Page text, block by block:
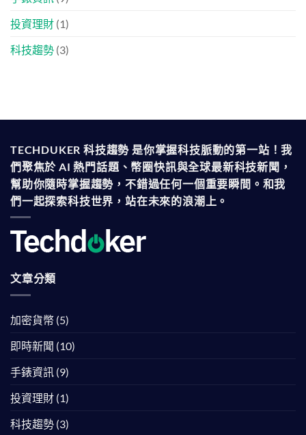
投資理財 (1)
科技趨勢 (3)
TECHDUKER 科技趨勢 是你掌握科技脈動的第一站！我
們聚焦於 AI 熱門話題、幣圈快訊與全球最新科技新聞，
幫助你隨時掌握趨勢，不錯過任何一個重要瞬間。和我
們一起探索科技世界，站在未來的浪潮上。
文章分類
加密貨幣 (5)
即時新聞 (10)
手錶資訊 (9)
投資理財 (1)
科技趨勢 (3)